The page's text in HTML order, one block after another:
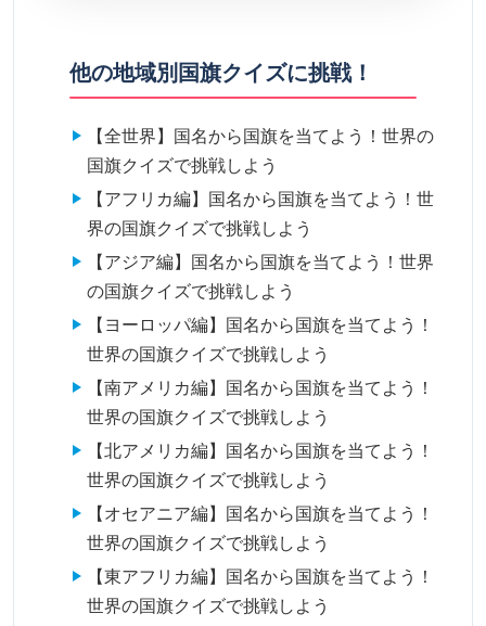
他の地域別国旗クイズに挑戦！
【全世界】国名から国旗を当てよう！世界の
国旗クイズで挑戦しよう
【アフリカ編】国名から国旗を当てよう！世
界の国旗クイズで挑戦しよう
【アジア編】国名から国旗を当てよう！世界
の国旗クイズで挑戦しよう
【ヨーロッパ編】国名から国旗を当てよう！
世界の国旗クイズで挑戦しよう
【南アメリカ編】国名から国旗を当てよう！
世界の国旗クイズで挑戦しよう
【北アメリカ編】国名から国旗を当てよう！
世界の国旗クイズで挑戦しよう
【オセアニア編】国名から国旗を当てよう！
世界の国旗クイズで挑戦しよう
【東アフリカ編】国名から国旗を当てよう！
世界の国旗クイズで挑戦しよう